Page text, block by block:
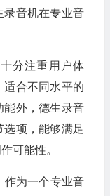
录音机在专业音
分注重用户体
适合不同水平的
能外，德生录音
项，能够满足
可能性。
作为一个专业音